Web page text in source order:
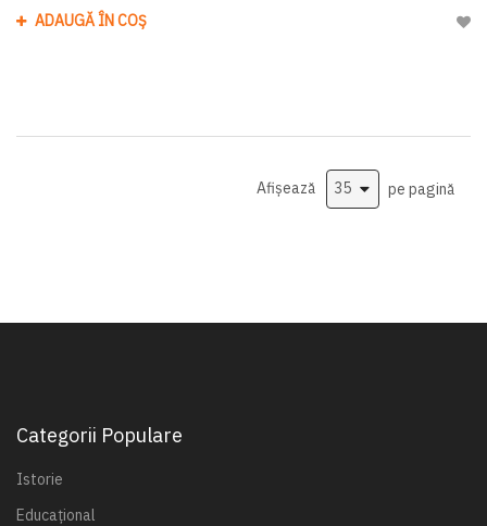
ADAUGĂ ÎN COȘ
Afișează pe pagină
Categorii Populare
Istorie
Educațional